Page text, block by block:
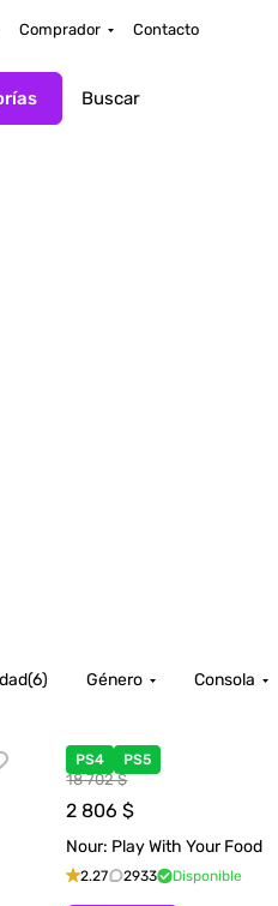
Comprador Contacto
(6) Género Consola
PS4 PS5
18 702 $
2 806$
Nour: Play With Your Food
2.27 2933 Disponible